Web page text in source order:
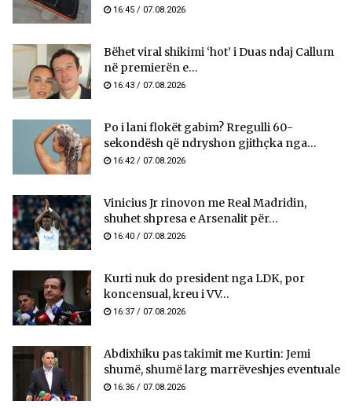
16:45 / 07.08.2026
Bëhet viral shikimi ‘hot’ i Duas ndaj Callum
në premierën e...
16:43 / 07.08.2026
Po i lani flokët gabim? Rregulli 60-
sekondësh që ndryshon gjithçka nga...
16:42 / 07.08.2026
Vinicius Jr rinovon me Real Madridin,
shuhet shpresa e Arsenalit për...
16:40 / 07.08.2026
Kurti nuk do president nga LDK, por
koncensual, kreu i VV...
16:37 / 07.08.2026
Abdixhiku pas takimit me Kurtin: Jemi
shumë, shumë larg marrëveshjes eventuale
16:36 / 07.08.2026